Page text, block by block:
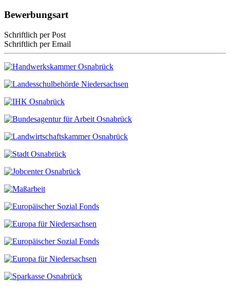
Bewerbungsart
Schriftlich per Post
Schriftlich per Email